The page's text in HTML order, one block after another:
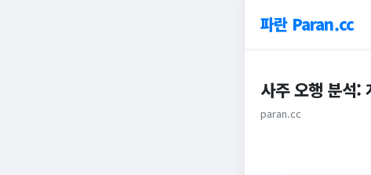
파란 Paran.cc
사주 오행 분석:
paran.cc